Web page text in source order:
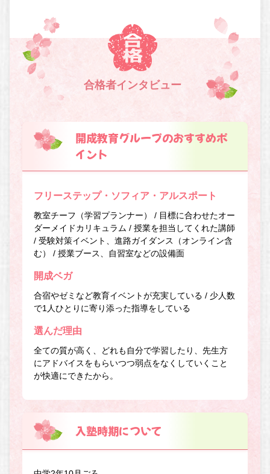
合格者インタビュー
開成教育グループのおすすめポ
イント
フリーステップ・ソフィア・アルスポート
教室チーフ（学習プランナー） / 目標に合わせたオー
ダーメイドカリキュラム / 授業を担当してくれた講師
/ 受験対策イベント、進路ガイダンス（オンライン含
む） / 授業ブース、自習室などの設備面
開成ベガ
合宿やゼミなど教育イベントが充実している / 少人数
で1人ひとりに寄り添った指導をしている
選んだ理由
全ての質が高く、どれも自分で学習したり、先生方
にアドバイスをもらいつつ弱点をなくしていくこと
が快適にできたから。
入塾時期について